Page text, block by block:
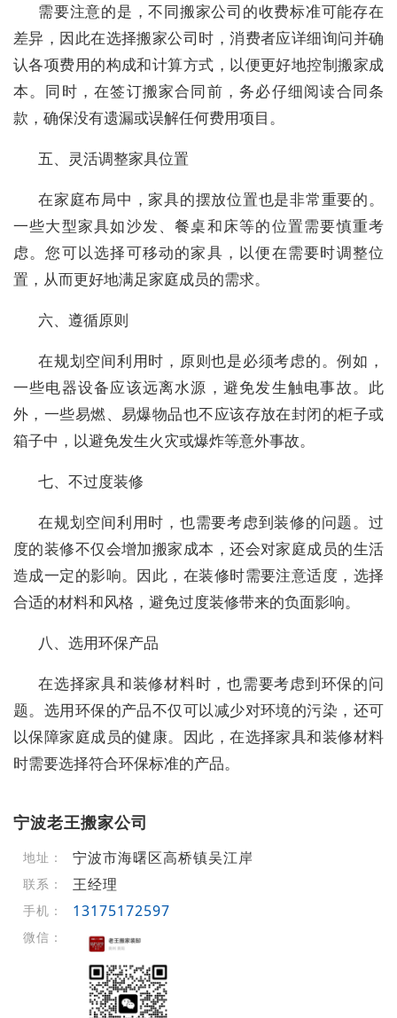
需要注意的是，不同搬家公司的收费标准可能存在
差异，因此在选择搬家公司时，消费者应详细询问并确
认各项费用的构成和计算方式，以便更好地控制搬家成
本。同时，在签订搬家合同前，务必仔细阅读合同条
款，确保没有遗漏或误解任何费用项目。
五、灵活调整家具位置
在家庭布局中，家具的摆放位置也是非常重要的。
一些大型家具如沙发、餐桌和床等的位置需要慎重考
虑。您可以选择可移动的家具，以便在需要时调整位
置，从而更好地满足家庭成员的需求。
六、遵循原则
在规划空间利用时，原则也是必须考虑的。例如，
一些电器设备应该远离水源，避免发生触电事故。此
外，一些易燃、易爆物品也不应该存放在封闭的柜子或
箱子中，以避免发生火灾或爆炸等意外事故。
七、不过度装修
在规划空间利用时，也需要考虑到装修的问题。过
度的装修不仅会增加搬家成本，还会对家庭成员的生活
造成一定的影响。因此，在装修时需要注意适度，选择
合适的材料和风格，避免过度装修带来的负面影响。
八、选用环保产品
在选择家具和装修材料时，也需要考虑到环保的问
题。选用环保的产品不仅可以减少对环境的污染，还可
以保障家庭成员的健康。因此，在选择家具和装修材料
时需要选择符合环保标准的产品。
宁波老王搬家公司
地址： 宁波市海曙区高桥镇吴江岸
联系： 王经理
手机： 13175172597
微信：